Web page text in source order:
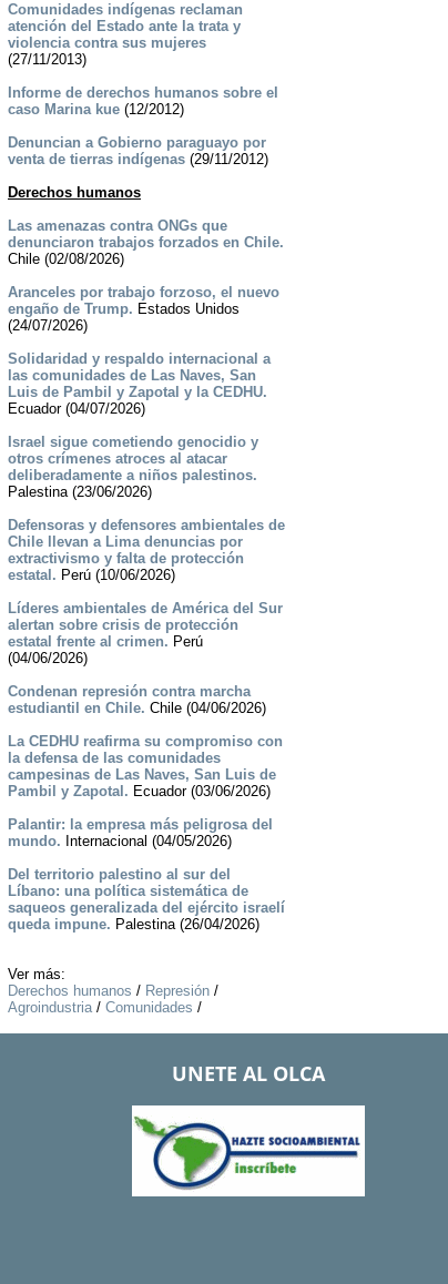
Comunidades indígenas reclaman
atención del Estado ante la trata y
violencia contra sus mujeres
(27/11/2013)
Informe de derechos humanos sobre el
caso Marina kue(12/2012)
Denuncian a Gobierno paraguayo por
venta de tierras indígenas(29/11/2012)
Derechos humanos
Las amenazas contra ONGs que
denunciaron trabajos forzados en Chile.
Chile (02/08/2026)
Aranceles por trabajo forzoso, el nuevo
engaño de Trump. Estados Unidos
(24/07/2026)
Solidaridad y respaldo internacional a
las comunidades de Las Naves, San
Luis de Pambil y Zapotal y la CEDHU.
Ecuador (04/07/2026)
Israel sigue cometiendo genocidio y
otros crímenes atroces al atacar
deliberadamente a niños palestinos.
Palestina (23/06/2026)
Defensoras y defensores ambientales de
Chile llevan a Lima denuncias por
extractivismo y falta de protección
estatal. Perú (10/06/2026)
Líderes ambientales de América del Sur
alertan sobre crisis de protección
estatal frente al crimen. Perú
(04/06/2026)
Condenan represión contra marcha
estudiantil en Chile. Chile (04/06/2026)
La CEDHU reafirma su compromiso con
la defensa de las comunidades
campesinas de Las Naves, San Luis de
Pambil y Zapotal. Ecuador (03/06/2026)
Palantir: la empresa más peligrosa del
mundo. Internacional (04/05/2026)
Del territorio palestino al sur del
Líbano: una política sistemática de
saqueos generalizada del ejército israelí
queda impune. Palestina (26/04/2026)
Ver más:
Derechos humanos / Represión/
Agroindustria/ Comunidades /
UNETE AL OLCA